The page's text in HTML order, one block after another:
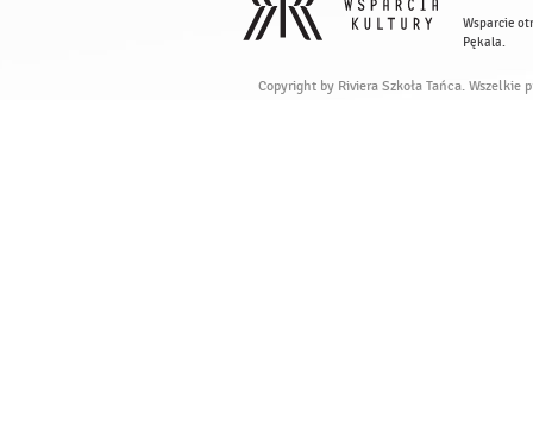
Wsparcie
Pękala.
Copyright by Riviera Szkoła Tańca. Wszelkie